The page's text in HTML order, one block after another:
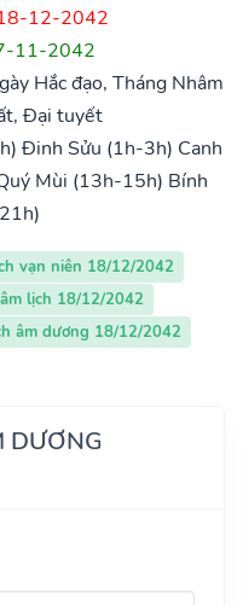
12-2042
11-2042
Hắc đạo, Tháng Nhâm
Đại tuyết
Đinh Sửu (1h-3h) Canh
Mùi (13h-15h) Bính
vạn niên 18/12/2042
âm lịch 18/12/2042
âm dương 18/12/2042
DƯƠNG